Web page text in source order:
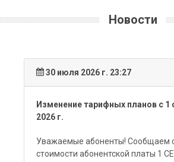
Новости
30 июля 2026 г. 23:27
Изменение тарифных планов с 1
2026 г.
Уважаемые абоненты! Сообщаем
стоимости абонентской платы 1